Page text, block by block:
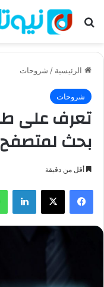
بحث عن
الرئيسية / شروحات
شروحات
تعرف على
بحث
أقل من دقيقة
فيسبوك لينكدإن